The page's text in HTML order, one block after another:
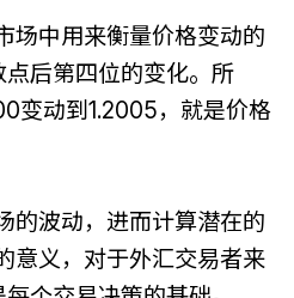
场中用来衡量价格变动的
后第四位的变化。所
变动到1.2005，就是价格
的波动，进而计算潜在的
意义，对于外汇交易者来